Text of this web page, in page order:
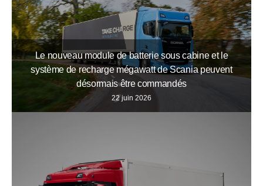
Le nouveau module de batterie sous cabine et le
système de recharge mégawatt de Scania peuvent
désormais être commandés
22 juin 2026